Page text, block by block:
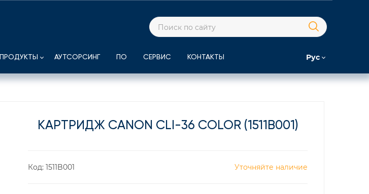
ПРОДУКТЫ АУТСОРСИНГ ПО СЕРВИС КОНТАКТЫ Рус
КАРТРИДЖ CANON CLI-36 COLOR (1511B001)
Код: 1511B001 Уточняйте наличие